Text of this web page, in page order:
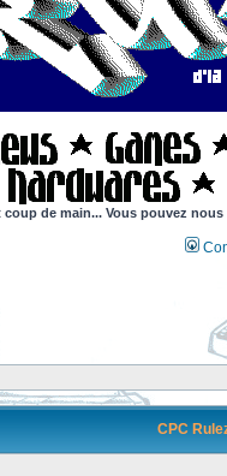
coup de main... Vous pouvez
CPC